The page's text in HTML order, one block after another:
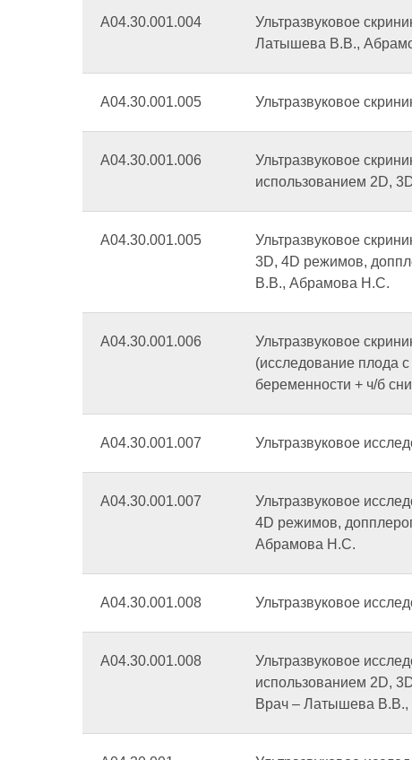
А04.30.001.004
Ультразвуковое
Латышева В.В.,
А04.30.001.005 Ультразвуковое
А04.30.001.006
Ультразвуковое
использованием 2D,
А04.30.001.005
Ультразвуковое
3D, 4D режимов,
В.В., Абрамова Н.С.
А04.30.001.006
Ультразвуковое
(исследование плода
беременности + ч/б
А04.30.001.007 Ультразвуковое
А04.30.001.007
Ультразвуковое
4D режимов,
Абрамова Н.С.
А04.30.001.008 Ультразвуковое
А04.30.001.008
Ультразвуковое
использованием 2D,
Врач – Латышева